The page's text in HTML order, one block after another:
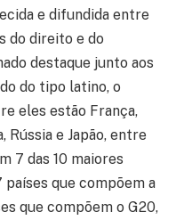
e difundida entre
do direito e do
destaque junto aos
do tipo latino, o
eles estão França,
Rússia e Japão, entre
7 das 10 maiores
países que compõem a
que compõem o G20,